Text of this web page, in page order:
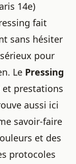
14e)
fait
sans hésiter
pour
Le Pressing
prestations
aussi ici
savoir-faire
et des
protocoles